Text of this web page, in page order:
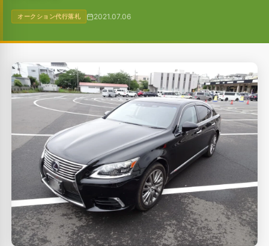
オークション代行落札 2021.07.06